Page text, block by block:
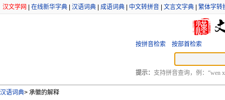
汉文学网 在线新华字典 汉语词典 成语词典 中文转拼音 文言文字典 繁体字转
按拼音检索 按部首检索
提示： 支持拼音查询，例：“wen
汉语词典> 承徽的解释